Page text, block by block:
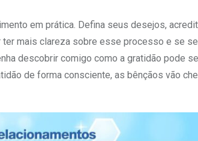
em prática. Defina seus desejos,
ter mais clareza sobre esse processo e se
descobrir comigo como a gratidão pode
de forma consciente, as bênçãos vão